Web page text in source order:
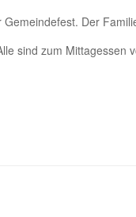
Der
sind zum